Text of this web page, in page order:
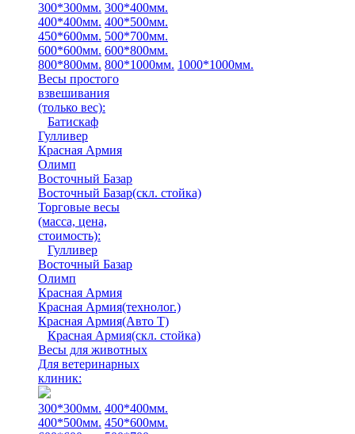
300*300мм. 300*400мм.
400*400мм. 400*500мм.
450*600мм. 500*700мм.
600*600мм. 600*800мм.
800*800мм. 800*1000мм. 1000*1000мм.
Весы простого
взвешивания
(только вес):
Батискаф
Гулливер
Красная Армия
Олимп
Восточный Базар
Восточный Базар(скл. стойка)
Торговые весы
(масса, цена,
стоимость):
Гулливер
Восточный Базар
Олимп
Красная Армия
Красная Армия(технолог.)
Красная Армия(Авто Т)
Красная Армия(скл. стойка)
Весы для животных
Для ветеринарных
клиник:
300*300мм. 400*400мм.
400*500мм. 450*600мм.